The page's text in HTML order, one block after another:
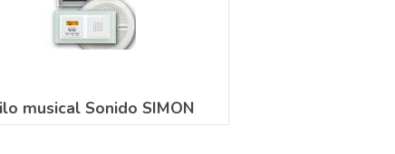
musical Sonido SIMON